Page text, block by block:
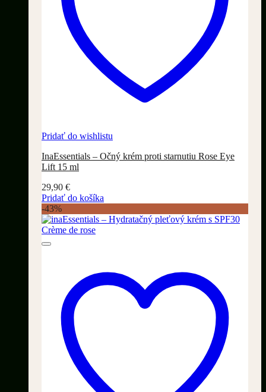
Pridať do wishlistu
InaEssentials – Očný krém proti starnutiu Rose Eye
Lift 15 ml
29,90 €
Pridať do košíka
-43%